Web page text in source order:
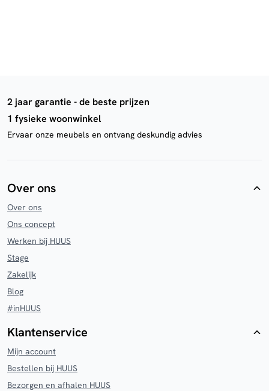
2 jaar garantie - de beste prijzen
1 fysieke woonwinkel
Ervaar onze meubels en ontvang deskundig advies
Over ons
Over ons
Ons concept
Werken bij HUUS
Stage
Zakelijk
Blog
#inHUUS
Klantenservice
Mijn account
Bestellen bij HUUS
Bezorgen en afhalen HUUS